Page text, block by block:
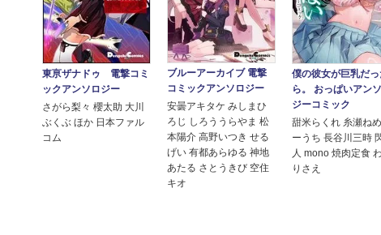
東亰ザナドゥ 電撃コミ
ックアンソロジー
さがら梨々 櫻太助 大川
ぶくぶ ほか 日本ファル
コム
ブルーアーカイブ 電撃
コミックアンソロジー
安曇アキタケ みしまひ
ろじ しろううらやま 松
本陽介 高野いつき せる
げい 有都あらゆる 神地
あたる さとうきび 空住
キオ
僕の彼女が巨乳だっ
ら。 おっぱいアン
ジーコミック
甜米らくれ 糸瀬ね
ーうち 長谷川三時
人 mono 焼肉定食
りさえ